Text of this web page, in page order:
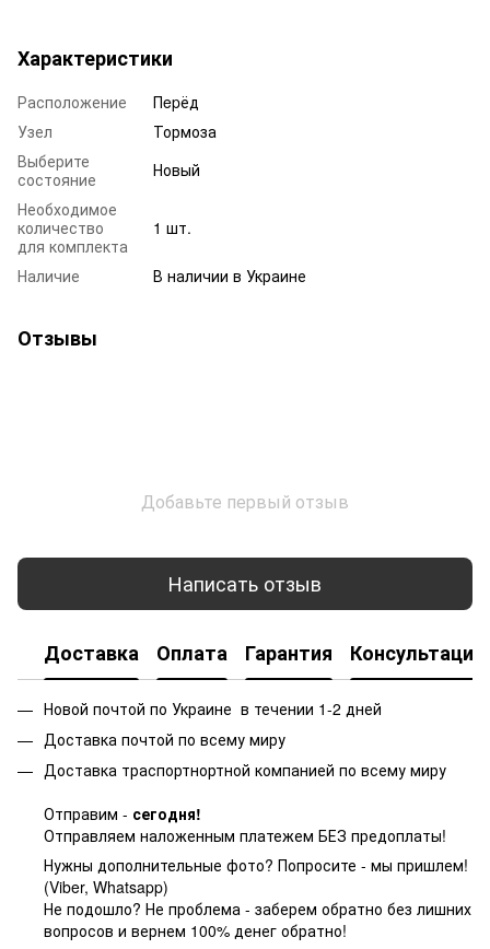
Характеристики
Расположение
Пepёд
Узел
Тормоза
Выберите
состояние
Новый
Необходимое
количество
для комплекта
1 шт.
Наличие В наличии в Украине
Отзывы
Добавьте первый отзыв
Написать отзыв
Доставка Оплата Гарантия Консультация
Новой почтой по Украине в течении 1-2 дней
Доставка почтой по всему миру
Доставка траспортнортной компанией по всему миру
Отправим - сегодня!
Отправляем наложенным платежем БЕЗ предоплаты!
Нужны дополнительные фото? Попросите - мы пришлем!
(Viber, Whatsapp)
Не подошло? Не проблема - заберем обратно без лишних
вопросов и вернем 100% денег обратно!